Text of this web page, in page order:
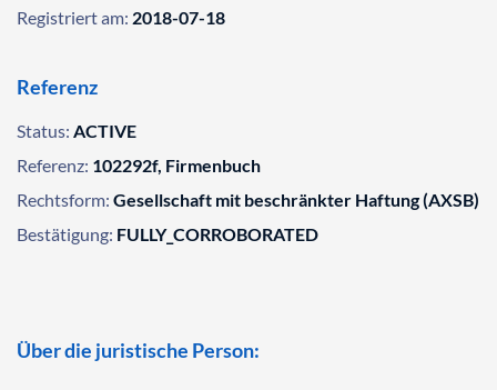
Registriert am: 2018-07-18
Referenz
Status: ACTIVE
Referenz: 102292f, Firmenbuch
Rechtsform: Gesellschaft mit beschränkter Haftung (AXSB)
Bestätigung: FULLY_CORROBORATED
Über die juristische Person: